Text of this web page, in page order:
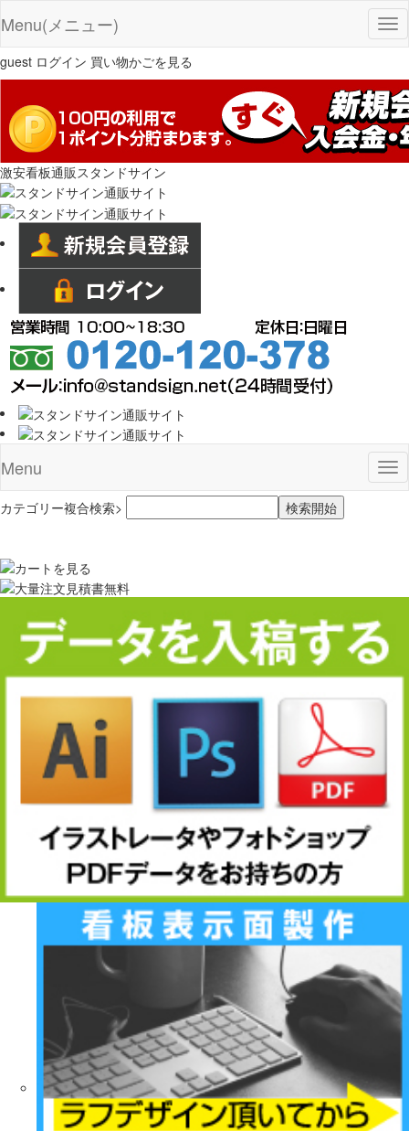
Menu(メニュー)
guest ログイン 買い物かごを見る
激安看板通販スタンドサイン
Menu
カテゴリー複合検索>